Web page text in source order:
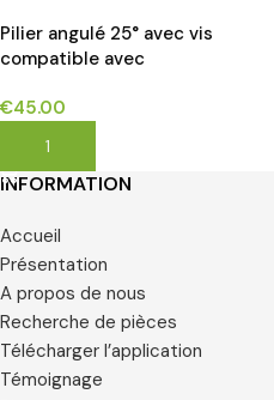
Pilier angulé 25° avec vis
compatible avec
implants*
€45.00
AJOUTER AU PANIER
INFORMATION
Accueil
Présentation
A propos de nous
Recherche de pièces
Télécharger l’application
Témoignage